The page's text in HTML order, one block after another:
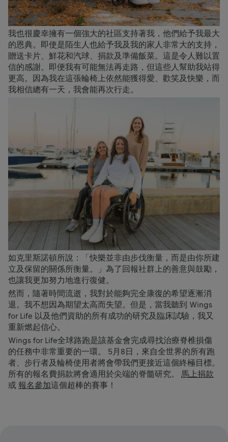
我也很慶幸擁有一個強大的社區支持著我，他們給予我最大
的恩典。即使是陌生人也給予我及我的家人非常大的支持，
贈送卡片、鮮花和汽球、捐款及準備飯菜。這是令人難以置
信的感謝。即便我有可能無法再走路，但這些人幫助我站得
更高。因為我在這張輪椅上依然能獲得愛、歡笑及快樂，而
我相信總有一天，我會能再次行走。
如克里斯諾頓所說：「快樂並非由步伐衡量，而是由你所建
立及保留的關係所衡量。」為了回報社群上的善意與鼓勵，
也讓我更加努力地進行復健。
然而，隨著時間流逝，我對於能夠完全康復的希望逐漸消
退。我不想因為期望太高而失望。但是，當我聽到 Wings
for Life 以及他們資助的所有成功的研究及臨床試驗，我又
重新燃起信心。
Wings for Life全球路跑是該基金會完成尋找治療脊椎損傷
的任務中非常重要的一環。 5月8日，來自全世界的所有跑
者、步行者及輪椅使用者將會帶我們更接近這個終極目標。
所有的報名費捐款將會適用於尖端的脊髓研究。 馬上捐款
或 報名參加這個超棒的賽事！